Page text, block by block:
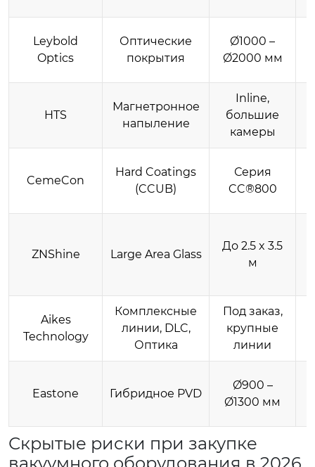
Leybold
Optics
Оптические
покрытия
Ø1000 –
Ø2000 мм
HTS
Магнетронное
напыление
Inline,
большие
камеры
CemeCon
Hard Coatings
(CCUB)
Серия
CC®800
ZNShine Large Area Glass
До 2.5 x 3.5
м
Aikes
Technology
Комплексные
линии, DLC,
Оптика
Под заказ,
крупные
линии
Eastone Гибридное PVD
Ø900 –
Ø1300 мм
Скрытые риски при закупке
вакуумного оборудования в 2026